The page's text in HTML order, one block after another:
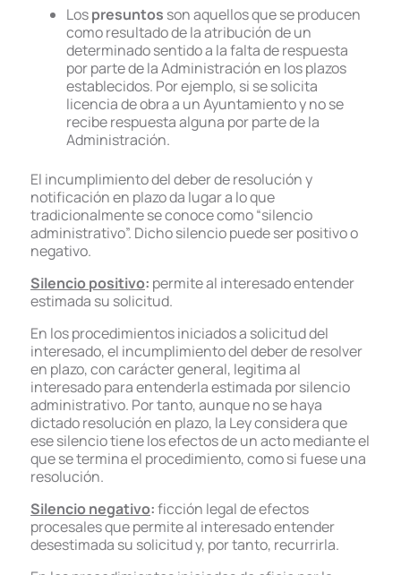
Lospresuntos son aquellos que se producen
como resultado de la atribución de un
determinado sentido a la falta de respuesta
por parte de la Administración en los plazos
establecidos. Por ejemplo, si se solicita
licencia de obra a un Ayuntamiento y no se
recibe respuesta alguna por parte de la
Administración.
El incumplimiento del deber de resolución y
notificación en plazo da lugar a lo que
tradicionalmente se conoce como “silencio
administrativo”. Dicho silencio puede ser positivo o
negativo.
Silencio positivo: permite al interesado entender
estimada su solicitud.
En los procedimientos iniciados a solicitud del
interesado, el incumplimiento del deber de resolver
en plazo, con carácter general, legitima al
interesado para entenderla estimada por silencio
administrativo. Por tanto, aunque no se haya
dictado resolución en plazo, la Ley considera que
ese silencio tiene los efectos de un acto mediante el
que se termina el procedimiento, como si fuese una
resolución.
Silencio negativo:ficción legal de efectos
procesales que permite al interesado entender
desestimada su solicitud y, por tanto, recurrirla.